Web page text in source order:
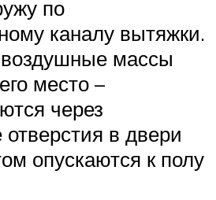
по
каналу вытяжки.
массы
место –
через
в двери
опускаются к полу